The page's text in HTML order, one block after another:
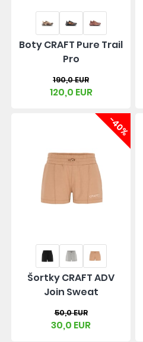
Boty CRAFT Pure Trail
Pro
190,0 EUR
120,0 EUR
-40%
Šortky CRAFT ADV
Join Sweat
50,0 EUR
30,0 EUR